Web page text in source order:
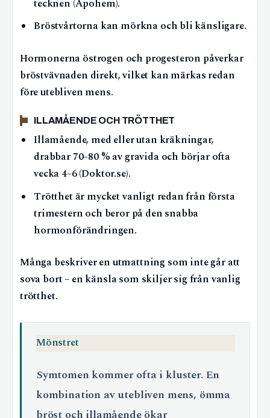
tecknen (Apohem).
Bröstvårtorna kan mörkna och bli känsligare.
Hormonerna östrogen och progesteron påverkar
bröstvävnaden direkt, vilket kan märkas redan
före utebliven mens.
ILLAMÅENDE OCH TRÖTTHET
Illamående, med eller utan kräkningar,
drabbar 70–80 % av gravida och börjar ofta
vecka 4–6 (Doktor.se).
Trötthet är mycket vanligt redan från första
trimestern och beror på den snabba
hormonförändringen.
Många beskriver en utmattning som inte går att
sova bort – en känsla som skiljer sig från vanlig
trötthet.
Mönstret
Symtomen kommer ofta i kluster. En
kombination av utebliven mens, ömma